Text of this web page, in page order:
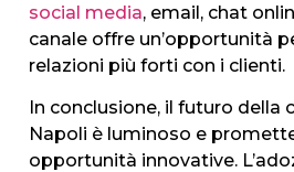
social media, email, chat
canale offre un’opportunità
relazioni più forti con i clienti.
In conclusione, il futuro della
Napoli è luminoso e
opportunità innovative.